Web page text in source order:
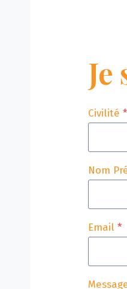
Civilité *
Nom
Email *